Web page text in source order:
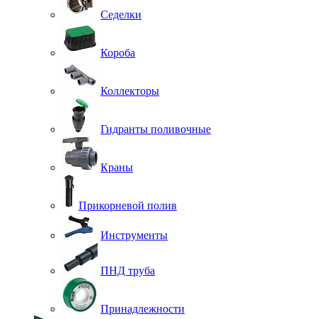
Седелки
Короба
Коллекторы
Гидранты поливочные
Краны
Прикорневой полив
Инструменты
ПНД труба
Принадлежности